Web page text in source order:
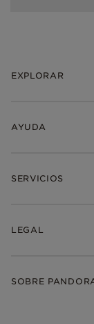
EXPLORAR
AYUDA
SERVICIOS
LEGAL
SOBRE